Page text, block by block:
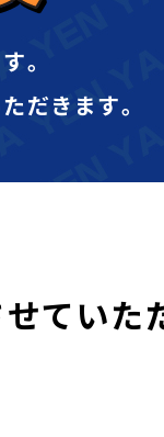
｡
だきます｡
ていた